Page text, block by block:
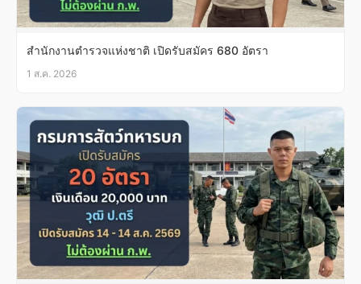
สำนักงานตำรวจแห่งชาติ เปิดรับสมัคร 680 อัตรา
1 ส.ค. 2026